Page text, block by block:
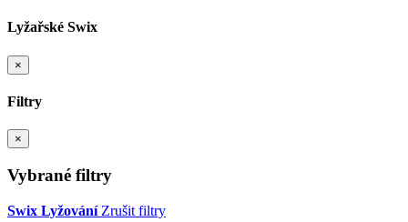
Lyžařské Swix
×
Filtry
×
Vybrané filtry
Swix Lyžování Zrušit filtry